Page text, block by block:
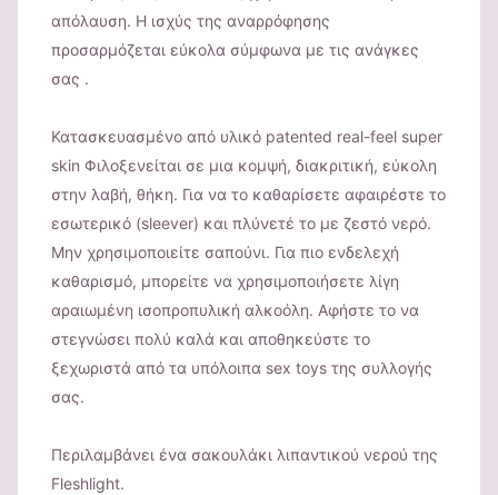
απόλαυση. Η ισχύς της αναρρόφησης
προσαρμόζεται εύκολα σύμφωνα με τις ανάγκες
σας .
Κατασκευασμένο από υλικό patented real-feel super
skin Φιλοξενείται σε μια κομψή, διακριτική, εύκολη
στην λαβή, θήκη. Για να το καθαρίσετε αφαιρέστε το
εσωτερικό (sleever) και πλύνετέ το με ζεστό νερό.
Μην χρησιμοποιείτε σαπούνι. Για πιο ενδελεχή
καθαρισμό, μπορείτε να χρησιμοποιήσετε λίγη
αραιωμένη ισοπροπυλική αλκοόλη. Αφήστε το να
στεγνώσει πολύ καλά και αποθηκεύστε το
ξεχωριστά από τα υπόλοιπα sex toys της συλλογής
σας.
Περιλαμβάνει ένα σακουλάκι λιπαντικού νερού της
Fleshlight.